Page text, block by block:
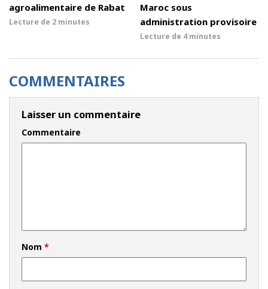
agroalimentaire de Rabat
Lecture de 2 minutes
Maroc sous
administration provisoire
Lecture de 4 minutes
COMMENTAIRES
Laisser un commentaire
Commentaire
Nom *